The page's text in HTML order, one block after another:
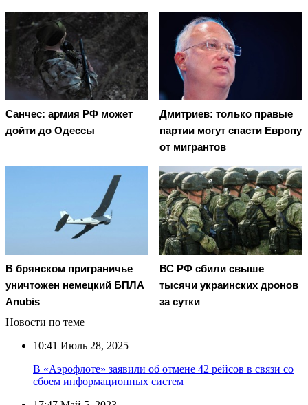
Санчес: армия РФ может
дойти до Одессы
Дмитриев: только правые
партии могут спасти Европу
от мигрантов
В брянском приграничье
уничтожен немецкий БПЛА
Anubis
ВС РФ сбили свыше
тысячи украинских дронов
за сутки
Новости по теме
10:41 Июль 28, 2025
В «Аэрофлоте» заявили об отмене 42 рейсов в связи со
сбоем информационных систем